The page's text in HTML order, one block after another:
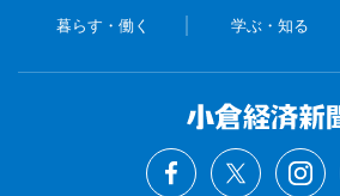
暮らす・働く 学ぶ・知る